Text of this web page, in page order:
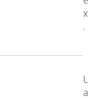
x
.
L
a